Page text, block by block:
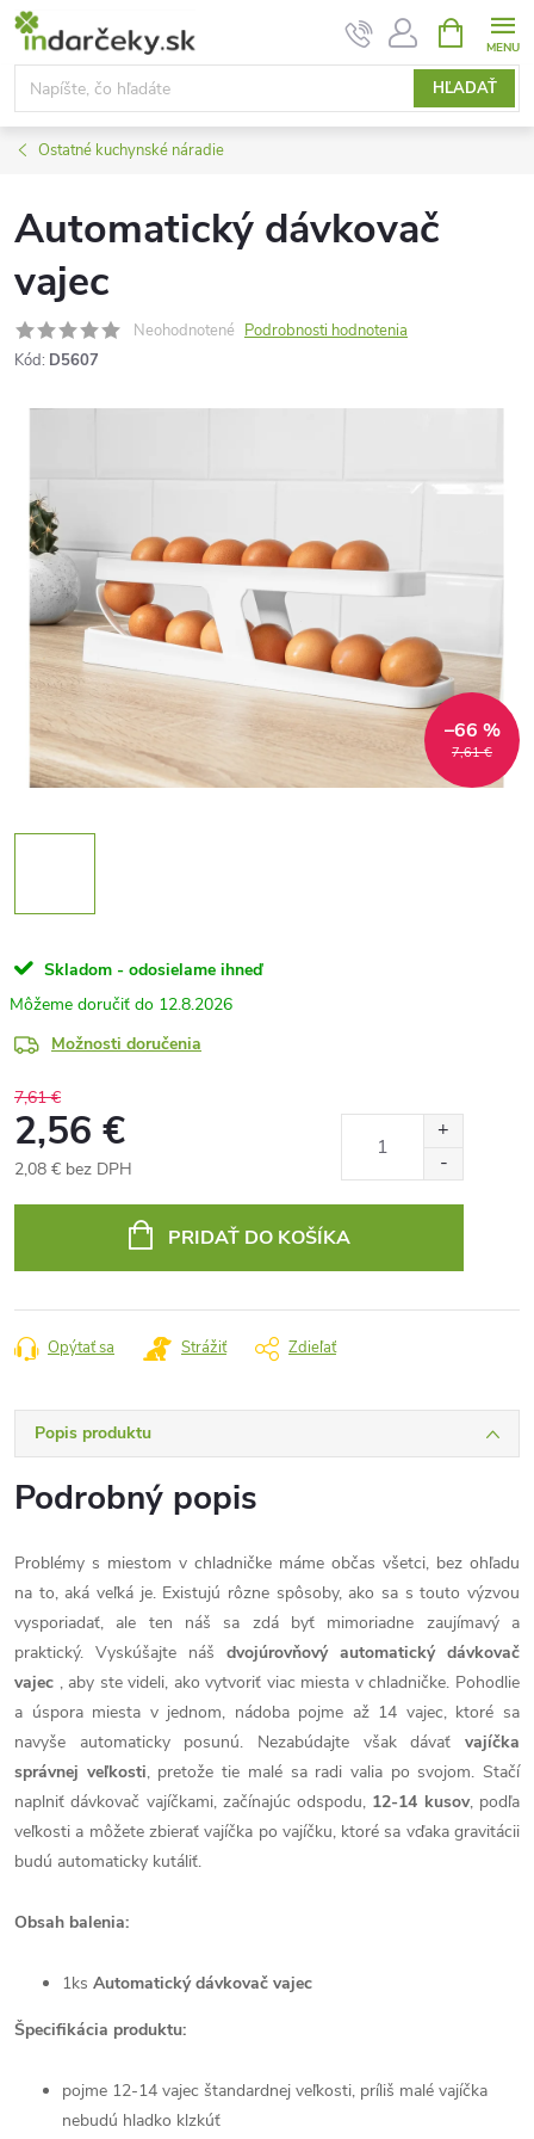
Prejsť
obsah
HĽADAŤ
KOŠÍK
Ostatné kuchynské náradie
Automatický dávkovač
vajec
Neohodnotené Podrobnosti hodnotenia
Kód: D5607
7,61 €
–66 %
Skladom - odosielame ihneď
12.8.2026
Možnosti doručenia
7,61 €
2,56 €
2,08 € bez DPH
PRIDAŤ DO KOŠÍKA
Opýtať sa Strážiť Zdieľať
Popis produktu
Podrobný popis
Problémy s miestom v chladničke máme občas všetci, bez ohľadu
na to, aká veľká je. Existujú rôzne spôsoby, ako sa s touto výzvou
vysporiadať, ale ten náš sa zdá byť mimoriadne zaujímavý a
praktický. Vyskúšajte náš dvojúrovňový automatický dávkovač
vajec , aby ste videli, ako vytvoriť viac miesta v chladničke. Pohodlie
a úspora miesta v jednom, nádoba pojme až 14 vajec, ktoré sa
navyše automaticky posunú. Nezabúdajte však dávať vajíčka
správnej veľkosti, pretože tie malé sa radi valia po svojom. Stačí
naplniť dávkovač vajíčkami, začínajúc odspodu, 12-14 kusov, podľa
veľkosti a môžete zbierať vajíčka po vajíčku, ktoré sa vďaka gravitácii
budú automaticky kutáliť.
Obsah balenia:
1ks Automatický dávkovač vajec
Špecifikácia produktu:
pojme 12-14 vajec štandardnej veľkosti, príliš malé vajíčka
nebudú hladko klzkúť